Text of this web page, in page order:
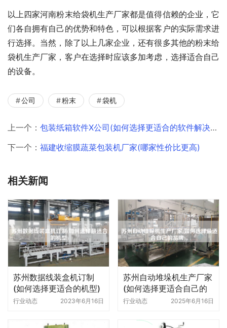
以上四家河南粉末给袋机生产厂家都是值得信赖的企业，它
们各自拥有自己的优势和特色，可以根据客户的实际需求进
行选择。当然，除了以上几家企业，还有很多其他的粉末给
袋机生产厂家，客户在选择时应该多加考虑，选择适合自己
的设备。
公司 粉末 袋机
上一个： 包装纸箱软件X公司(如何选择更适合的软件解决方案)
下一个： 福建收缩膜蔬菜包装机厂家(哪家性价比更高)
相关新闻
苏州数据线装盒机订制
(如何选择更适合的机型)
行业动态 2023年6月16日
苏州自动堆垛机生产厂家
(如何选择更适合自己的
品牌)。
行业动态 2025年6月16日